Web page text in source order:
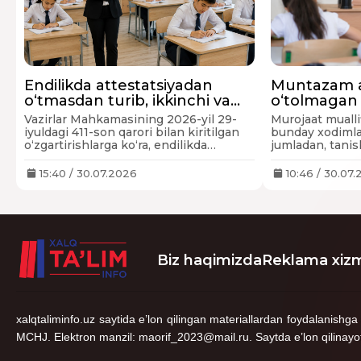
Endilikda attestatsiyadan
o‘tmasdan turib, ikkinchi va
birinchi malaka toifasini olishi
mumkin bo‘ladi
Vazirlar Mahkamasining 2026-yil 29-
iyuldagi 411-son qarori bilan kiritilgan
o‘zgartirishlarga ko‘ra, endilikda
va o‘qishdagi natijalariga qarab ularga
15:40 / 30.07.2026
Muntazam
ishdan
Murojaat
bunday
jumladan,
yaqinlarining
holda hanuz
savol o‘rtaga
10:46 /
Biz haqimizdaReklama
xalqtaliminfo.uz saytida e’lon qilingan materiallardan
MCHJ. Elektron manzil: maorif_2023@mail.ru. Saytda e’lon